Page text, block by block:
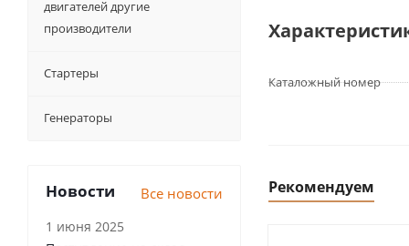
Каталожный номер
Рекомендуем
двигателей другие
производители
Стартеры
Генераторы
Новости Все новости
1 июня 2025